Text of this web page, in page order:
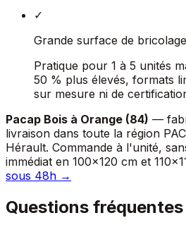
✓
Grande surface de bricolage
Pratique pour 1 à 5 unités
50 % plus élevés, formats
sur mesure ni de
Pacap Bois à Orange (84) —
livraison dans toute la région
Hérault. Commande à l'unité,
immédiat en 100×120 cm et
sous 48h →
Questions fréquentes